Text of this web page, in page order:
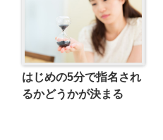
はじめの5分で指名され
るかどうかが決まる